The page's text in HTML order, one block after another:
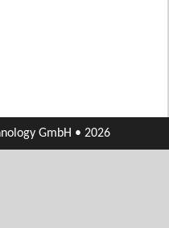
GmbH • 2026